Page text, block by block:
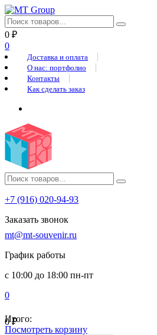
0 ₽
0
Доставка и оплата
О нас: портфолио
Контакты
Как сделать заказ
+7 (916) 020-94-93
Заказать звонок
mt@mt-souvenir.ru
График работы
с 10:00 до 18:00 пн-пт
0
0₽
Итого:
Посмотреть корзину